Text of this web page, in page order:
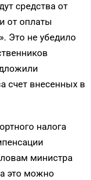
средства от
от оплаты
Это не убедило
счет внесенных в
налога
министра
это можно